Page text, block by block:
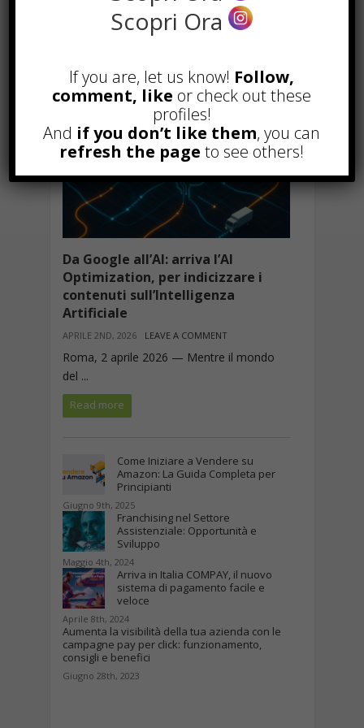
Marzo 15th, 2019
Marketing
Da Google all’AI: arriva l’AI
Optimization, per indicizzare i
contenuti sull’Intelligenza
Artificiale
APRILE 2ND, 2026 LEAVE A COMMENT
Roma, 2 aprile 2026 — Mentre il mondo
del ...
Read more
Come Iniziare a Vendere su
Amazon: La Guida Completa per
Principianti
Giugno 9th, 2025
Franchising nel Settore
Assistenziale: Opportunità e
Sviluppo
Maggio 4th, 2024
Arriva in Italia COMPAY, il nuovo
sistema di pagamento facile e
veloce
Aprile 8th, 2024
Aumenta la visibilità della tua azienda con le
campagne pay per click: funzionamento,
consigli e benefici
Giugno 28th, 2023
Scopri Ora
If you are, let us know! Follow,
comment, like or check out these
profiles!
And if you don’t like them, you can
refresh the page to see others!